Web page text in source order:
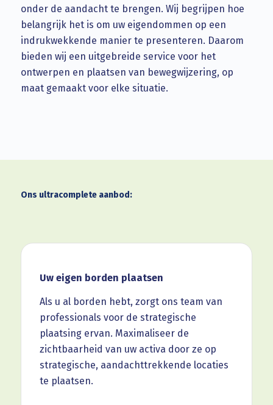
onder de aandacht te brengen. Wij begrijpen hoe
belangrijk het is om uw eigendommen op een
indrukwekkende manier te presenteren. Daarom
bieden wij een uitgebreide service voor het
ontwerpen en plaatsen van bewegwijzering, op
maat gemaakt voor elke situatie.
Ons ultracomplete aanbod:
Uw eigen borden plaatsen
Als u al borden hebt, zorgt ons team van
professionals voor de strategische
plaatsing ervan. Maximaliseer de
zichtbaarheid van uw activa door ze op
strategische, aandachttrekkende locaties
te plaatsen.